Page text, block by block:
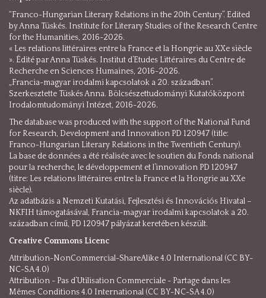
“Franco-Hungarian Literary Relations in the 20th Century”. Edited
by Anna Tüskés. Institute for Literary Studies of the Research Centre
for the Humanities, 2016-2026.
« Les relations littéraires entre la France et la Hongrie au XXe siècle
». Édité par Anna Tüskés. Institut d’Etudes Littéraires du Centre de
Recherche en Sciences Humaines, 2016-2026.
„Francia-magyar irodalmi kapcsolatok a 20. században”.
Szerkesztette Tüskés Anna. Bölcsészettudományi Kutatóközpont
Irodalomtudományi Intézet, 2016-2026.
The database was produced with the support of the National Fund
for Research, Development and Innovation PD 120947 (title:
Franco-Hungarian Literary Relations in the Twentieth Century).
La base de données a été réalisée avec le soutien du Fonds national
pour la recherche, le développement et l’innovation PD 120947
(titre: Les relations littéraires entre la France et la Hongrie au XXe
siècle).
Az adatbázis a Nemzeti Kutatási, Fejlesztési és Innovációs Hivatal –
NKFIH támogatásával, Francia-magyar irodalmi kapcsolatok a 20.
században című, PD 120947 pályázat keretében készült.
Creative Commons Licenc
Attribution-NonCommercial-ShareAlike 4.0 International (CC BY-
NC-SA 4.0)
Attribution - Pas d’Utilisation Commerciale - Partage dans les
Mêmes Conditions 4.0 International (CC BY-NC-SA 4.0)